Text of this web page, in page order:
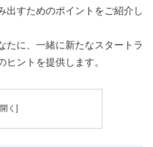
出すためのポイントをご紹介し
たに、一緒に新たなスタートラ
ヒントを提供します。